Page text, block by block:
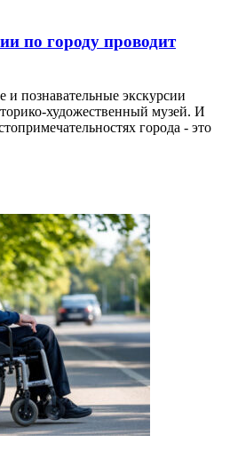
по городу проводит
познавательные экскурсии
художественный музей. И
города - это